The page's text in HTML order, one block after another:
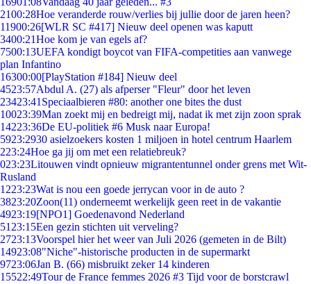
2100:28Hoe veranderde rouw/verlies bij jullie door de jaren heen?
11900:26[WLR SC #417] Nieuw deel openen was kaputt
3400:21Hoe kom je van egels af?
7500:13UEFA kondigt boycot van FIFA-competities aan vanwege
plan Infantino
16300:00[PlayStation #184] Nieuw deel
4523:57Abdul A. (27) als afperser "Fleur" door het leven
23423:41 Speciaalbieren #80: another one bites the dust
10023:39Man zoekt mij en bedreigt mij, nadat ik met zijn zoon sprak
14223:36De EU-politiek #6 Musk naar Europa!
5923:2930 asielzoekers kosten 1 miljoen in hotel centrum Haarlem
223:24Hoe ga jij om met een relatiebreuk?
023:23Litouwen vindt opnieuw migrantentunnel onder grens met Wit-
Rusland
1223:23Wat is nou een goede jerrycan voor in de auto ?
3823:20Zoon(11) onderneemt werkelijk geen reet in de vakantie
4923:19[NPO1] Goedenavond Nederland
51 23:15Een gezin stichten uit verveling?
2723:13Voorspel hier het weer van Juli 2026 (gemeten in de Bilt)
14923:08"Niche"-historische producten in de supermarkt
9723:06Jan B. (66) misbruikt zeker 14 kinderen
15522:49Tour de France femmes 2026 #3 Tijd voor de borstcrawl